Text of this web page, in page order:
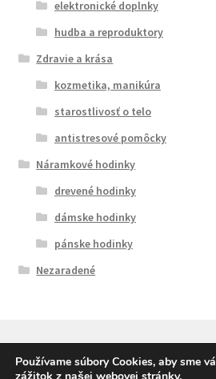
elektronické doplnky
hudba a reproduktory
Zdravie a krása
kozmetika, manikúra
starostlivosť o telo
antistresové pomôcky
Náramkové hodinky
drevené hodinky
dámske hodinky
pánske hodinky
Nezaradené
Používame súbory Cookies, aby sme